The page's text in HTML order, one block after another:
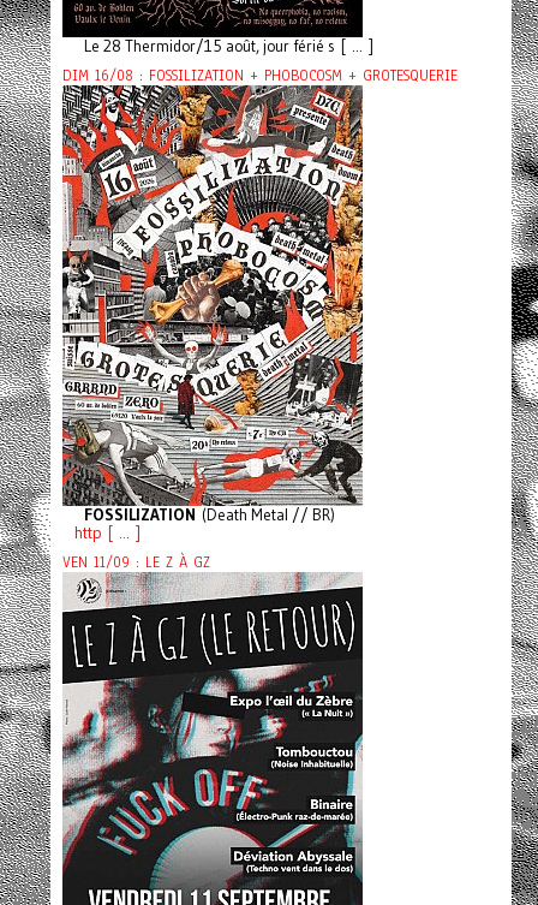
Le 28 Thermidor/15 août, jour férié s [ ... ]
DIM 16/08 : FOSSILIZATION + PHOBOCOSM + GROTESQUERIE
FOSSILIZATION (Death Metal // BR)
http [ ... ]
VEN 11/09 : LE Z À GZ